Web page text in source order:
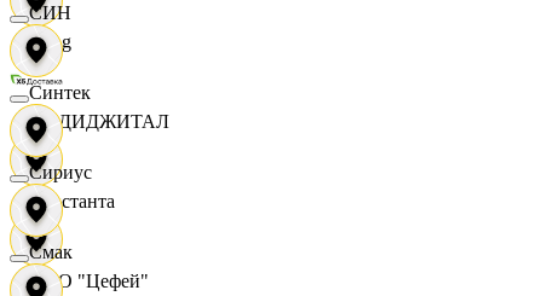
string
X5 ДИДЖИТАЛ
Константа
ООО "Цефей"
СИН
Синтек
Сириус
Смак